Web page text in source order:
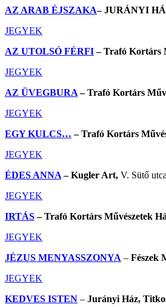
AZ ARAB ÉJSZAKA– JURÁNYI
JEGYEK
AZ UTOLSÓ FÉRFI – Trafó Kortárs
JEGYEK
AZ ÜVEGBURA– Trafó Kortárs
JEGYEK
EGY KULCS… – Trafó Kortárs
JEGYEK
ÉDES ANNA– Kugler Art, V. Sütő
JEGYEK
IRTÁS–Trafó Kortárs Művészetek
JEGYEK
JÉZUS MENYASSZONYA – Fészek
JEGYEK
KEDVES ISTEN – Jurányi Ház,